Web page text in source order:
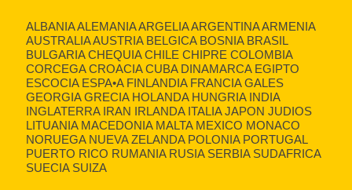
ALBANIA ALEMANIA ARGELIA ARGENTINA ARMENIA
AUSTRALIA AUSTRIA BELGICA BOSNIA BRASIL
BULGARIA CHEQUIA CHILE CHIPRE COLOMBIA
CORCEGA CROACIA CUBA DINAMARCA EGIPTO
ESCOCIA ESPA•A FINLANDIA FRANCIA GALES
GEORGIA GRECIA HOLANDA HUNGRIA INDIA
INGLATERRA IRAN IRLANDA ITALIA JAPON JUDIOS
LITUANIA MACEDONIA MALTA MEXICO MONACO
NORUEGA NUEVA ZELANDA POLONIA PORTUGAL
PUERTO RICO RUMANIA RUSIA SERBIA SUDAFRICA
SUECIA SUIZA